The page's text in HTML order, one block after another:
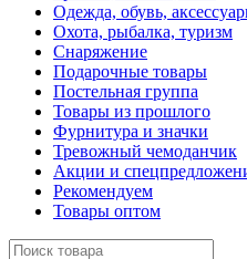
Одежда, обувь,
Охота, рыбалка, туризм
Снаряжение
Подарочные товары
Постельная группа
Товары из прошлого
Фурнитура и значки
Тревожный чемоданчик
Акции и
Рекомендуем
Товары оптом